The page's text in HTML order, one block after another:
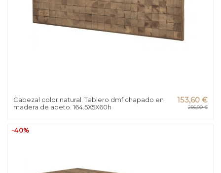
Cabezal color natural. Tablero dmf chapado en
madera de abeto. 164.5X5X60h
153,60 €
256,00 €
-40%